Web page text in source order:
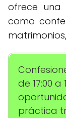
ofrece una
como
de 17:00
práctica